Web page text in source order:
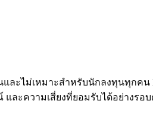
และไม่เหมาะสำหรับนักลงทุนทุก
ละความเสี่ยงที่ยอมรับได้อย่างรอ